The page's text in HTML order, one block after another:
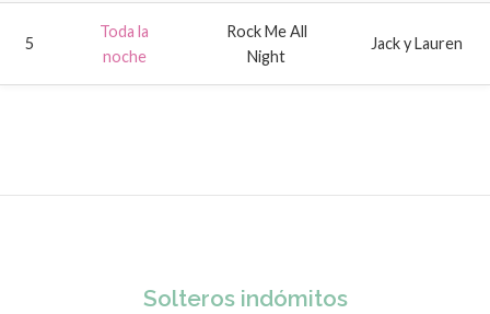
5
Toda la
noche
Rock Me All
Night
Jack y Lauren
Solteros indómitos